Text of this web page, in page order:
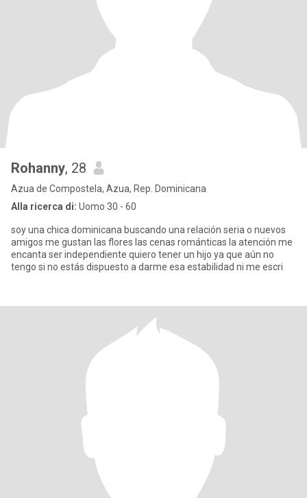
Rohanny, 28
Azua de Compostela, Azua, Rep. Dominicana
Alla ricerca di: Uomo 30 - 60
soy una chica dominicana buscando una relación seria o nuevos
amigos me gustan las flores las cenas románticas la atención me
encanta ser independiente quiero tener un hijo ya que aún no
tengo si no estás dispuesto a darme esa estabilidad ni me escri